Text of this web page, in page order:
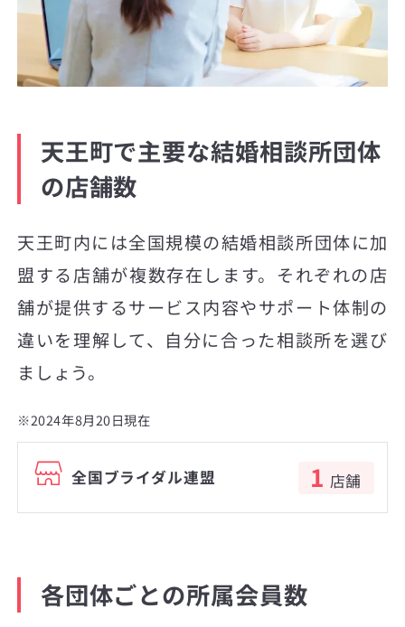
天王町で主要な結婚相談所団体
の店舗数
天王町内には全国規模の結婚相談所団体に加
盟する店舗が複数存在します。それぞれの店
舗が提供するサービス内容やサポート体制の
違いを理解して、自分に合った相談所を選び
ましょう。
※2024年8月20日現在
全国ブライダル連盟 1 店舗
各団体ごとの所属会員数